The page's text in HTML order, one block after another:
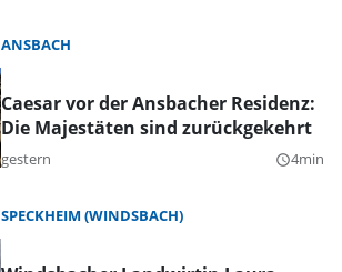
ANSBACH
Caesar vor der Ansbacher Residenz:
Die Majestäten sind zurückgekehrt
gestern query_builder4min
SPECKHEIM (WINDSBACH)